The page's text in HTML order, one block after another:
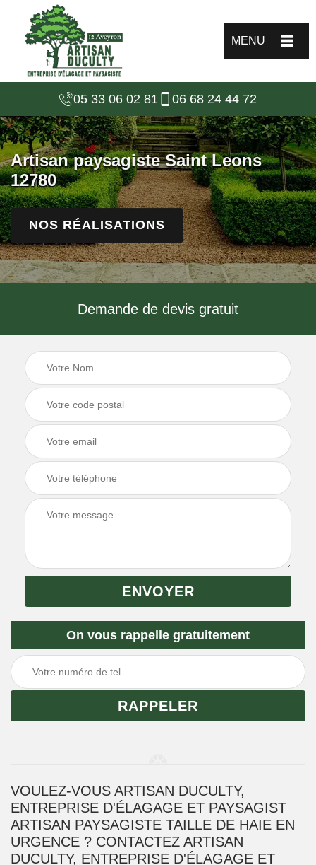
MENU
05 33 06 02 81 06 68 24 44 72
Artisan paysagiste Saint Leons
12780
NOS RÉALISATIONS
Demande de devis gratuit
On vous rappelle gratuitement
VOULEZ-VOUS ARTISAN DUCULTY,
ENTREPRISE D'ÉLAGAGE ET PAYSAGIST
ARTISAN PAYSAGISTE TAILLE DE HAIE EN
URGENCE ? CONTACTEZ ARTISAN
DUCULTY, ENTREPRISE D'ÉLAGAGE ET